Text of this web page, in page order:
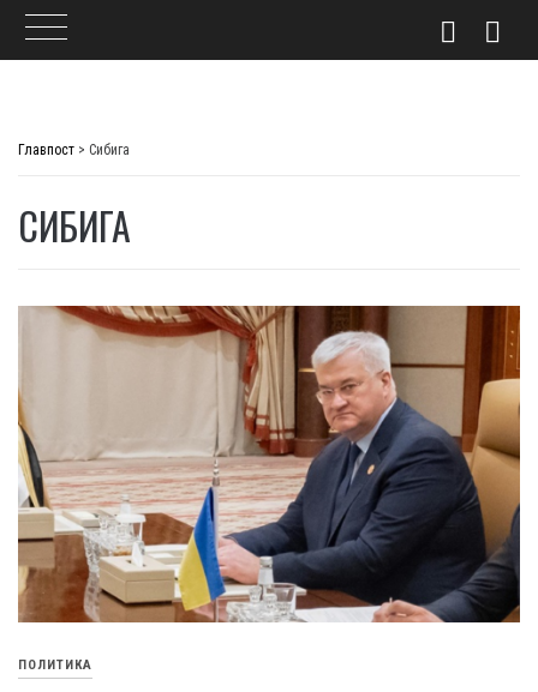
Главпост > Сибига
СИБИГА
ПОЛИТИКА